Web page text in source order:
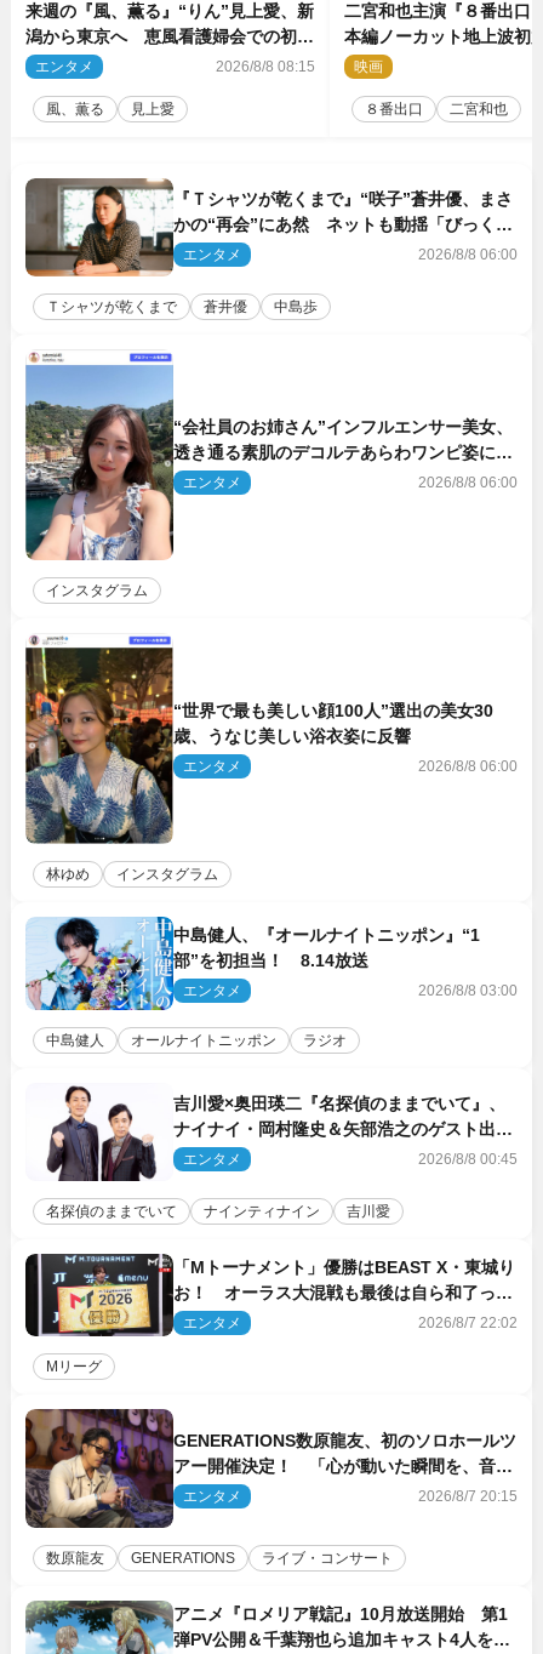
来週の『風、薫る』“りん”見上愛、新
潟から東京へ 恵風看護婦会での初仕
事に向かう
エンタメ 2026/8/8 08:15
風、薫る 見上愛
二宮和也主演『８番出口
本編ノーカット地上波
気監督＆二宮コメント到
映画
８番出口 二宮和也
『Ｔシャツが乾くまで』“咲子”蒼井優、まさ
かの“再会”にあ然 ネットも動揺「びっくり
した!!」「今さら?!」（ネタバレあり）
エンタメ 2026/8/8 06:00
Ｔシャツが乾くまで 蒼井優 中島歩
“会社員のお姉さん”インフルエンサー美女、
透き通る素肌のデコルテあらわワンピ姿に反
響エンタメ 2026/8/8 06:00
インスタグラム
“世界で最も美しい顔100人”選出の美女30
歳、うなじ美しい浴衣姿に反響
エンタメ 2026/8/8 06:00
林ゆめ インスタグラム
中島健人、『オールナイトニッポン』“1
部”を初担当！ 8.14放送
エンタメ 2026/8/8 03:00
中島健人 オールナイトニッポン ラジオ
吉川愛×奥田瑛二『名探偵のままでいて』、
ナイナイ・岡村隆史＆矢部浩之のゲスト出演
が決定！
エンタメ 2026/8/8 00:45
名探偵のままでいて ナインティナイン 吉川愛
「Mトーナメント」優勝はBEAST X・東城り
お！ オーラス大混戦も最後は自ら和了って
幕引き
エンタメ 2026/8/7 22:02
Mリーグ
GENERATIONS数原龍友、初のソロホールツ
アー開催決定！ 「心が動いた瞬間を、音に
乗せてお届けできれば」
エンタメ 2026/8/7 20:15
数原龍友 GENERATIONS ライブ・コンサート
アニメ『ロメリア戦記』10月放送開始 第1
弾PV公開＆千葉翔也ら追加キャスト4人を発